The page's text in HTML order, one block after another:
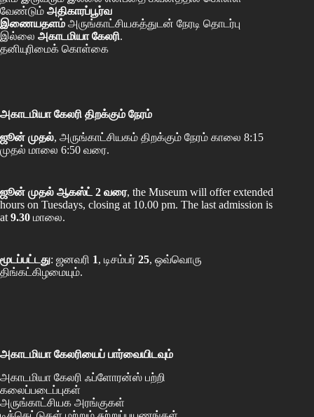
வேண்டும் அதிகாரப்பூர்வ
இணையதளம் அருங்காட்சியகத்துடன் நேரடி தொடர்பு
இல்லை அகாடமியா கேலரி.
தனியுரிமைக் கொள்கை
அகாடமியா கேலரி திறக்கும் நேரம்
ஜூன் முதல், அருங்காட்சியகம் திறக்கும் நேரம் காலை 8:15
முதல் மாலை 6:50 வரை.
ஜூன் முதல் ஆகஸ்ட் 2 வரை, the Museum will offer extended
hours on Tuesdays, closing at 10.00 pm. The last admission is
at 9.30 மாலை.
மூடப்பட்டது: ஜனவரி 1, டிசம்பர் 25, ஒவ்வொரு
திங்கட்கிழமையும்.
அகாடமியா கேலரியைப் பார்வையிடவும்
அகாடமியா கேலரி ஃப்ளோரன்ஸ் பற்றி
கலைப்படைப்புகள்
அருங்காட்சியக அரங்குகள்